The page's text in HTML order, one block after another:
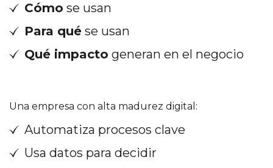
Cómo se usan
Para qué se usan
Qué impacto generan en el negocio
Una empresa con alta madurez digital:
Automatiza procesos clave
Usa datos para decidir